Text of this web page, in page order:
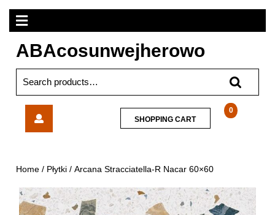
Skip
content
Open
Menu
ABAcosunwejherowo
for:
60×60
0
SHOPPING CARTSHOPPING
CART
Home / Płytki / Arcana Stracciatella-R Nacar 60×60